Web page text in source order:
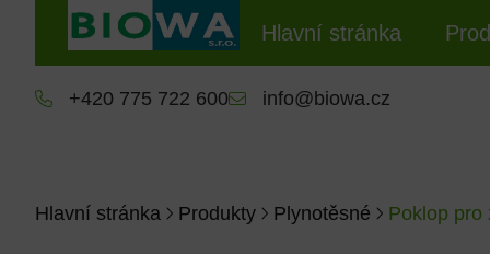
Hlavní stránka
+420 775 722 600 info@biowa.cz
Hlavní stránka Produkty Plynotěsné Poklop pro